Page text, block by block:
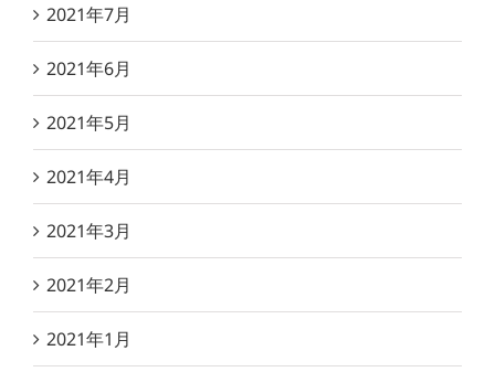
2021年7月
2021年6月
2021年5月
2021年4月
2021年3月
2021年2月
2021年1月